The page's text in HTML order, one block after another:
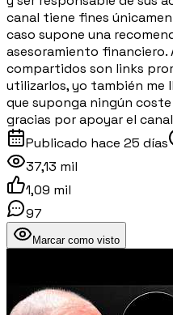
canal tiene fines
caso supone una
asesoramiento financiero.
compartidos son links
utilizarlos, yo también me
que suponga ningún
gracias por apoyar el
Publicado hace 25 días
37,13 mil
1,09 mil
97
Marcar como visto